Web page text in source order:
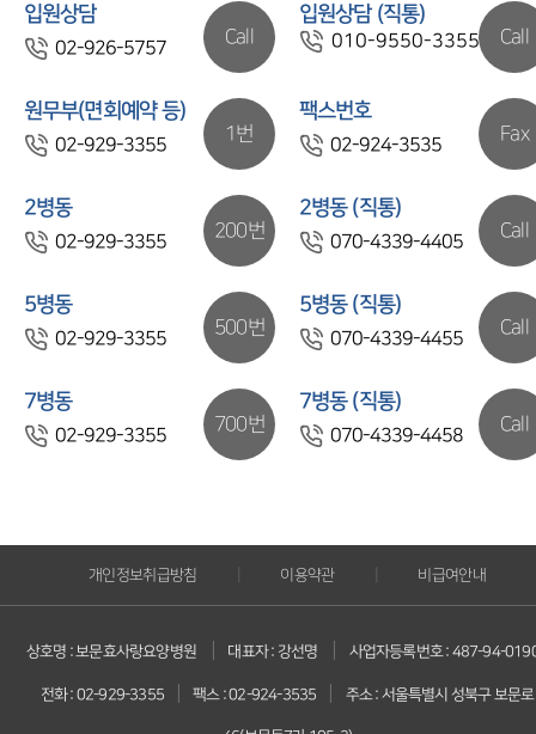
입원상담
02-926-5757
Call
입원상담 (직통)
010-9550-3355 Call
원무부(면회예약 등)
02-929-3355
1번
팩스번호
02-924-3535
Fax
2병동
02-929-3355
200번
2병동 (직통)
070-4339-4405
Call
5병동
02-929-3355
500번
5병동 (직통)
070-4339-4455
Call
7병동
02-929-3355
700번
7병동 (직통)
070-4339-4458
Call
개인정보취급방침 이용약관 비급여안내
상호명 : 보문효사랑요양병원 대표자 : 강선명 사업자등록번호 : 487-94-
전화 : 02-929-3355 팩스 : 02-924-3535 주소 : 서울특별시 성북구 보문로